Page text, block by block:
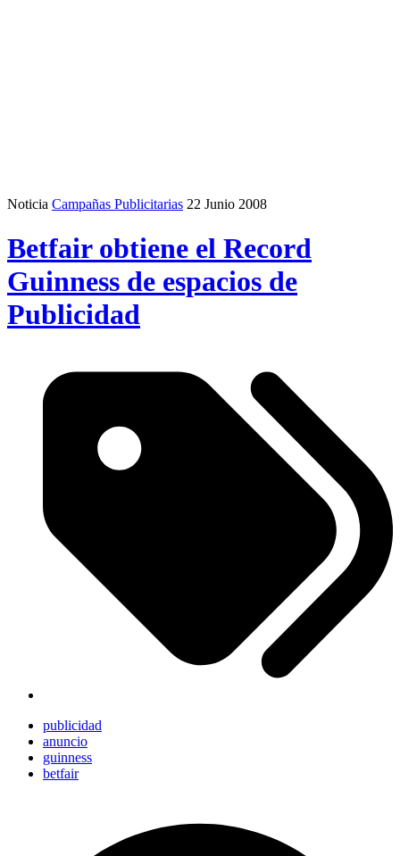
Noticia Campañas Publicitarias 22 Junio 2008
Betfair obtiene el Record
Guinness de espacios de
Publicidad
publicidad
anuncio
guinness
betfair